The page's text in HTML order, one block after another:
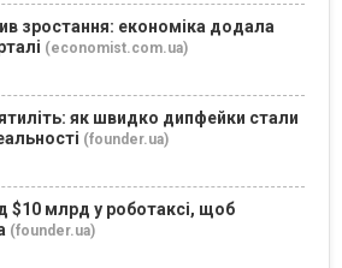
зростання: економіка додала
(economist.com.ua)
як швидко дипфейки стали
(founder.ua)
$10 млрд у роботаксі, щоб
(founder.ua)